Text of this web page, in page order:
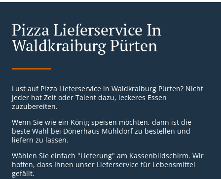
Pizza Lieferservice In
Waldkraiburg Pürten
Lust auf Pizza Lieferservice in Waldkraiburg Pürten? Nicht
jeder hat Zeit oder Talent dazu, leckeres Essen
zuzubereiten.
Wenn Sie wie ein König speisen möchten, dann ist die
beste Wahl bei Dönerhaus Mühldorf zu bestellen und
liefern zu lassen.
Wählen Sie einfach "Lieferung" am Kassenbildschirm. Wir
hoffen, dass Ihnen unser Lieferservice für Lebensmittel
gefällt.